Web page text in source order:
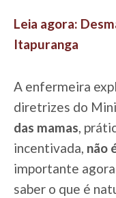
Leia agora:
Itapuranga
A enfermeira
diretrizes do
das mamas,
incentivada, não
importante
saber o que é